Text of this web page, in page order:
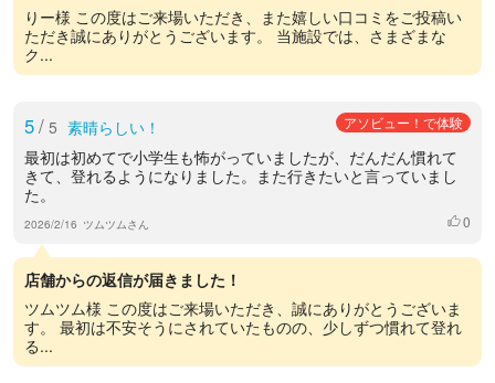
りー様 この度はご来場いただき、また嬉しい口コミをご投稿い
ただき誠にありがとうございます。 当施設では、さまざまな
ク...
5/ 5 素晴らしい！ アソビュー！で体験
最初は初めてで小学生も怖がっていましたが、だんだん慣れて
きて、登れるようになりました。また行きたいと言っていまし
た。
2026/2/16 ツムツムさん いいね
0
店舗からの返信が届きました！
ツムツム様 この度はご来場いただき、誠にありがとうございま
す。 最初は不安そうにされていたものの、少しずつ慣れて登れ
る...